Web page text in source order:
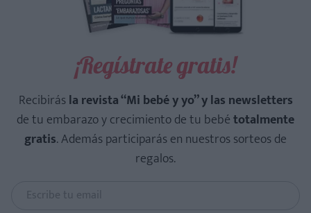
¡Regístrate gratis!
Recibirásla revista “Mi bebé y yo” y las newsletters
de tu embarazo y crecimiento de tu bebétotalmente
gratis. Además participarás en nuestros sorteos de
regalos.